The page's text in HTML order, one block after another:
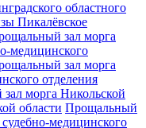
областного
Пикалёвское
зал морга
медицинского
зал морга
отделения
морга Никольской
области Прощальный
медицинского